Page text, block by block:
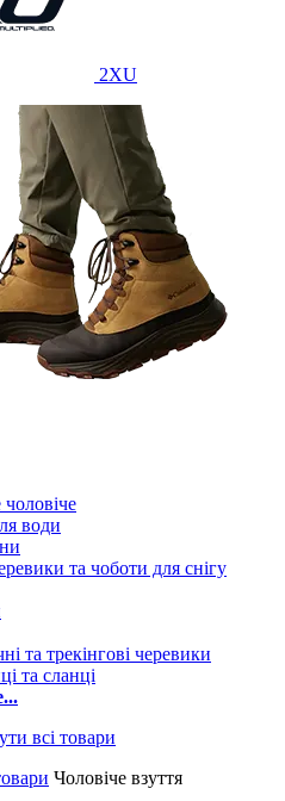
2XU
води
та чоботи для снігу
та трекінгові черевики
та сланці
Чоловіче взуття